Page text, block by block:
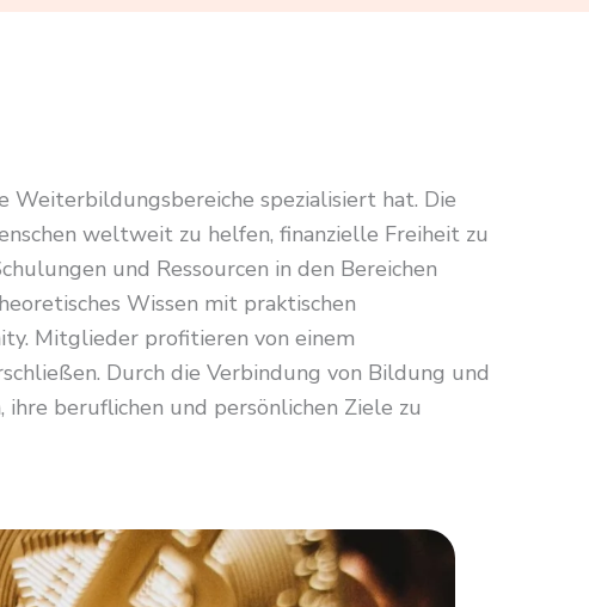
Weiterbildungsbereiche spezialisiert hat. Die
weltweit zu helfen, finanzielle Freiheit zu
und Ressourcen in den Bereichen
Wissen mit praktischen
Mitglieder profitieren von einem
Durch die Verbindung von Bildung und
beruflichen und persönlichen Ziele zu